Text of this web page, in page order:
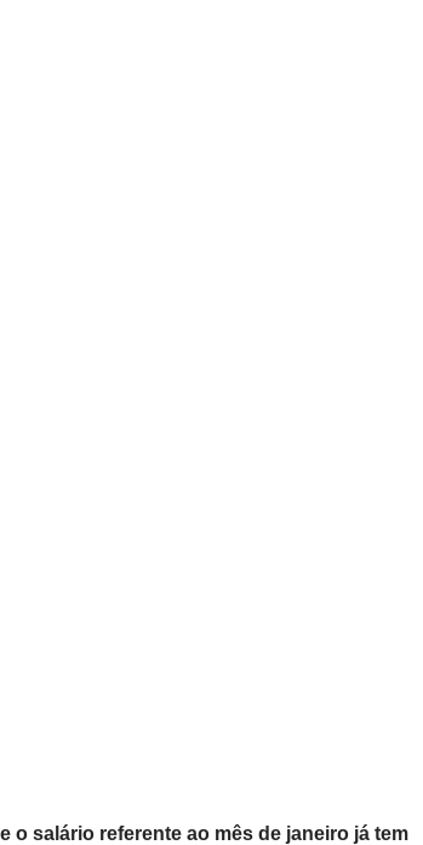
o salário referente ao mês de janeiro já tem